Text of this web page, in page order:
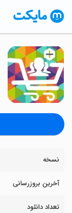
نسخه
آخرین بروزرسانی
تعداد دانلود